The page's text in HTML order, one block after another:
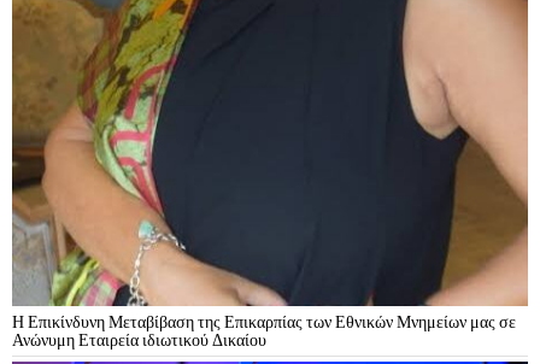
Η Επικίνδυνη Μεταβίβαση της Επικαρπίας των Εθνικών Μνημείων μας σε
Ανώνυμη Εταιρεία ιδιωτικού Δικαίου